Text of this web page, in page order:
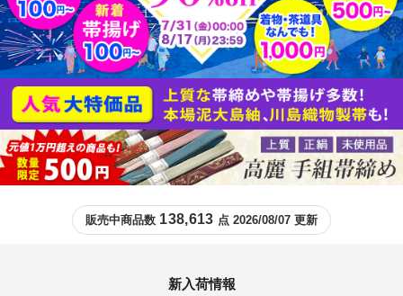
販売中商品数 138,613 点 2026/08/07 更新
新入荷情報